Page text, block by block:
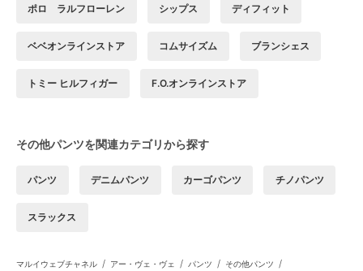
ポロ ラルフローレン シップス ディフィット
ベベオンラインストア コムサイズム ブランシェス
トミー ヒルフィガー F.O.オンラインストア
その他パンツを関連カテゴリから探す
パンツ デニムパンツ カーゴパンツ チノパンツ
スラックス
マルイウェブチャネル / アー・ヴェ・ヴェ / パンツ / その他パンツ /